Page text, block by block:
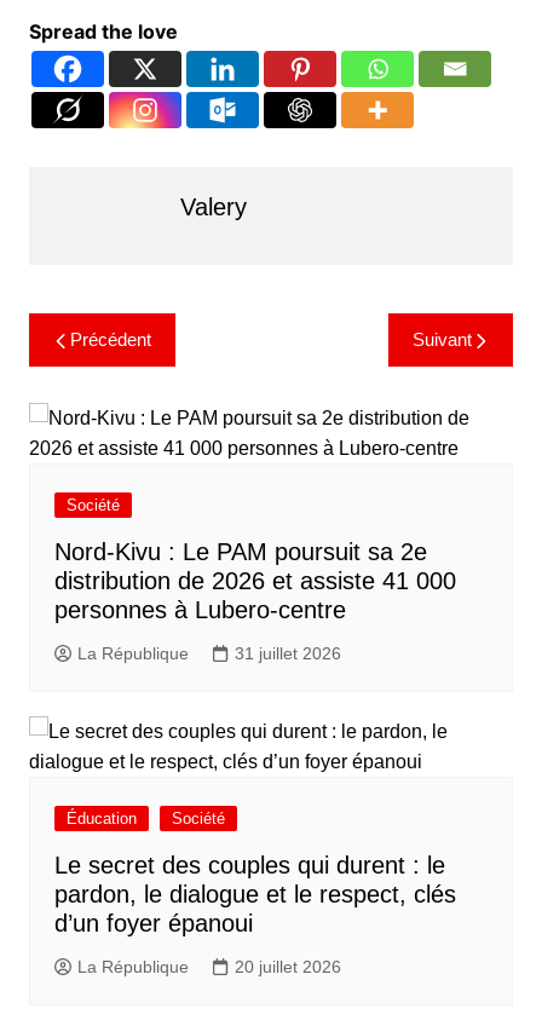
Spread the love
Valery
Précédent Suivant
Société
Nord-Kivu : Le PAM poursuit sa 2e
distribution de 2026 et assiste 41 000
personnes à Lubero-centre
La République 31 juillet 2026
Éducation Société
Le secret des couples qui durent : le
pardon, le dialogue et le respect, clés
d’un foyer épanoui
La République 20 juillet 2026